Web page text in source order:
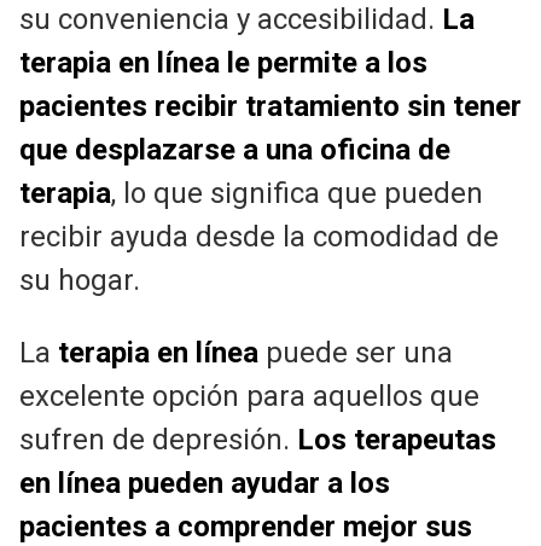
su conveniencia y accesibilidad. La
terapia en línea le permite a los
pacientes recibir tratamiento sin tener
que desplazarse a una oficina de
terapia, lo que significa que pueden
recibir ayuda desde la comodidad de
su hogar.
La terapia en línea puede ser una
excelente opción para aquellos que
sufren de depresión. Los terapeutas
en línea pueden ayudar a los
pacientes a comprender mejor sus